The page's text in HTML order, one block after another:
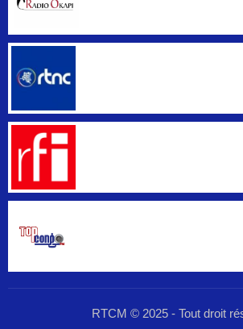
RTCM © 2025 - Tout droit